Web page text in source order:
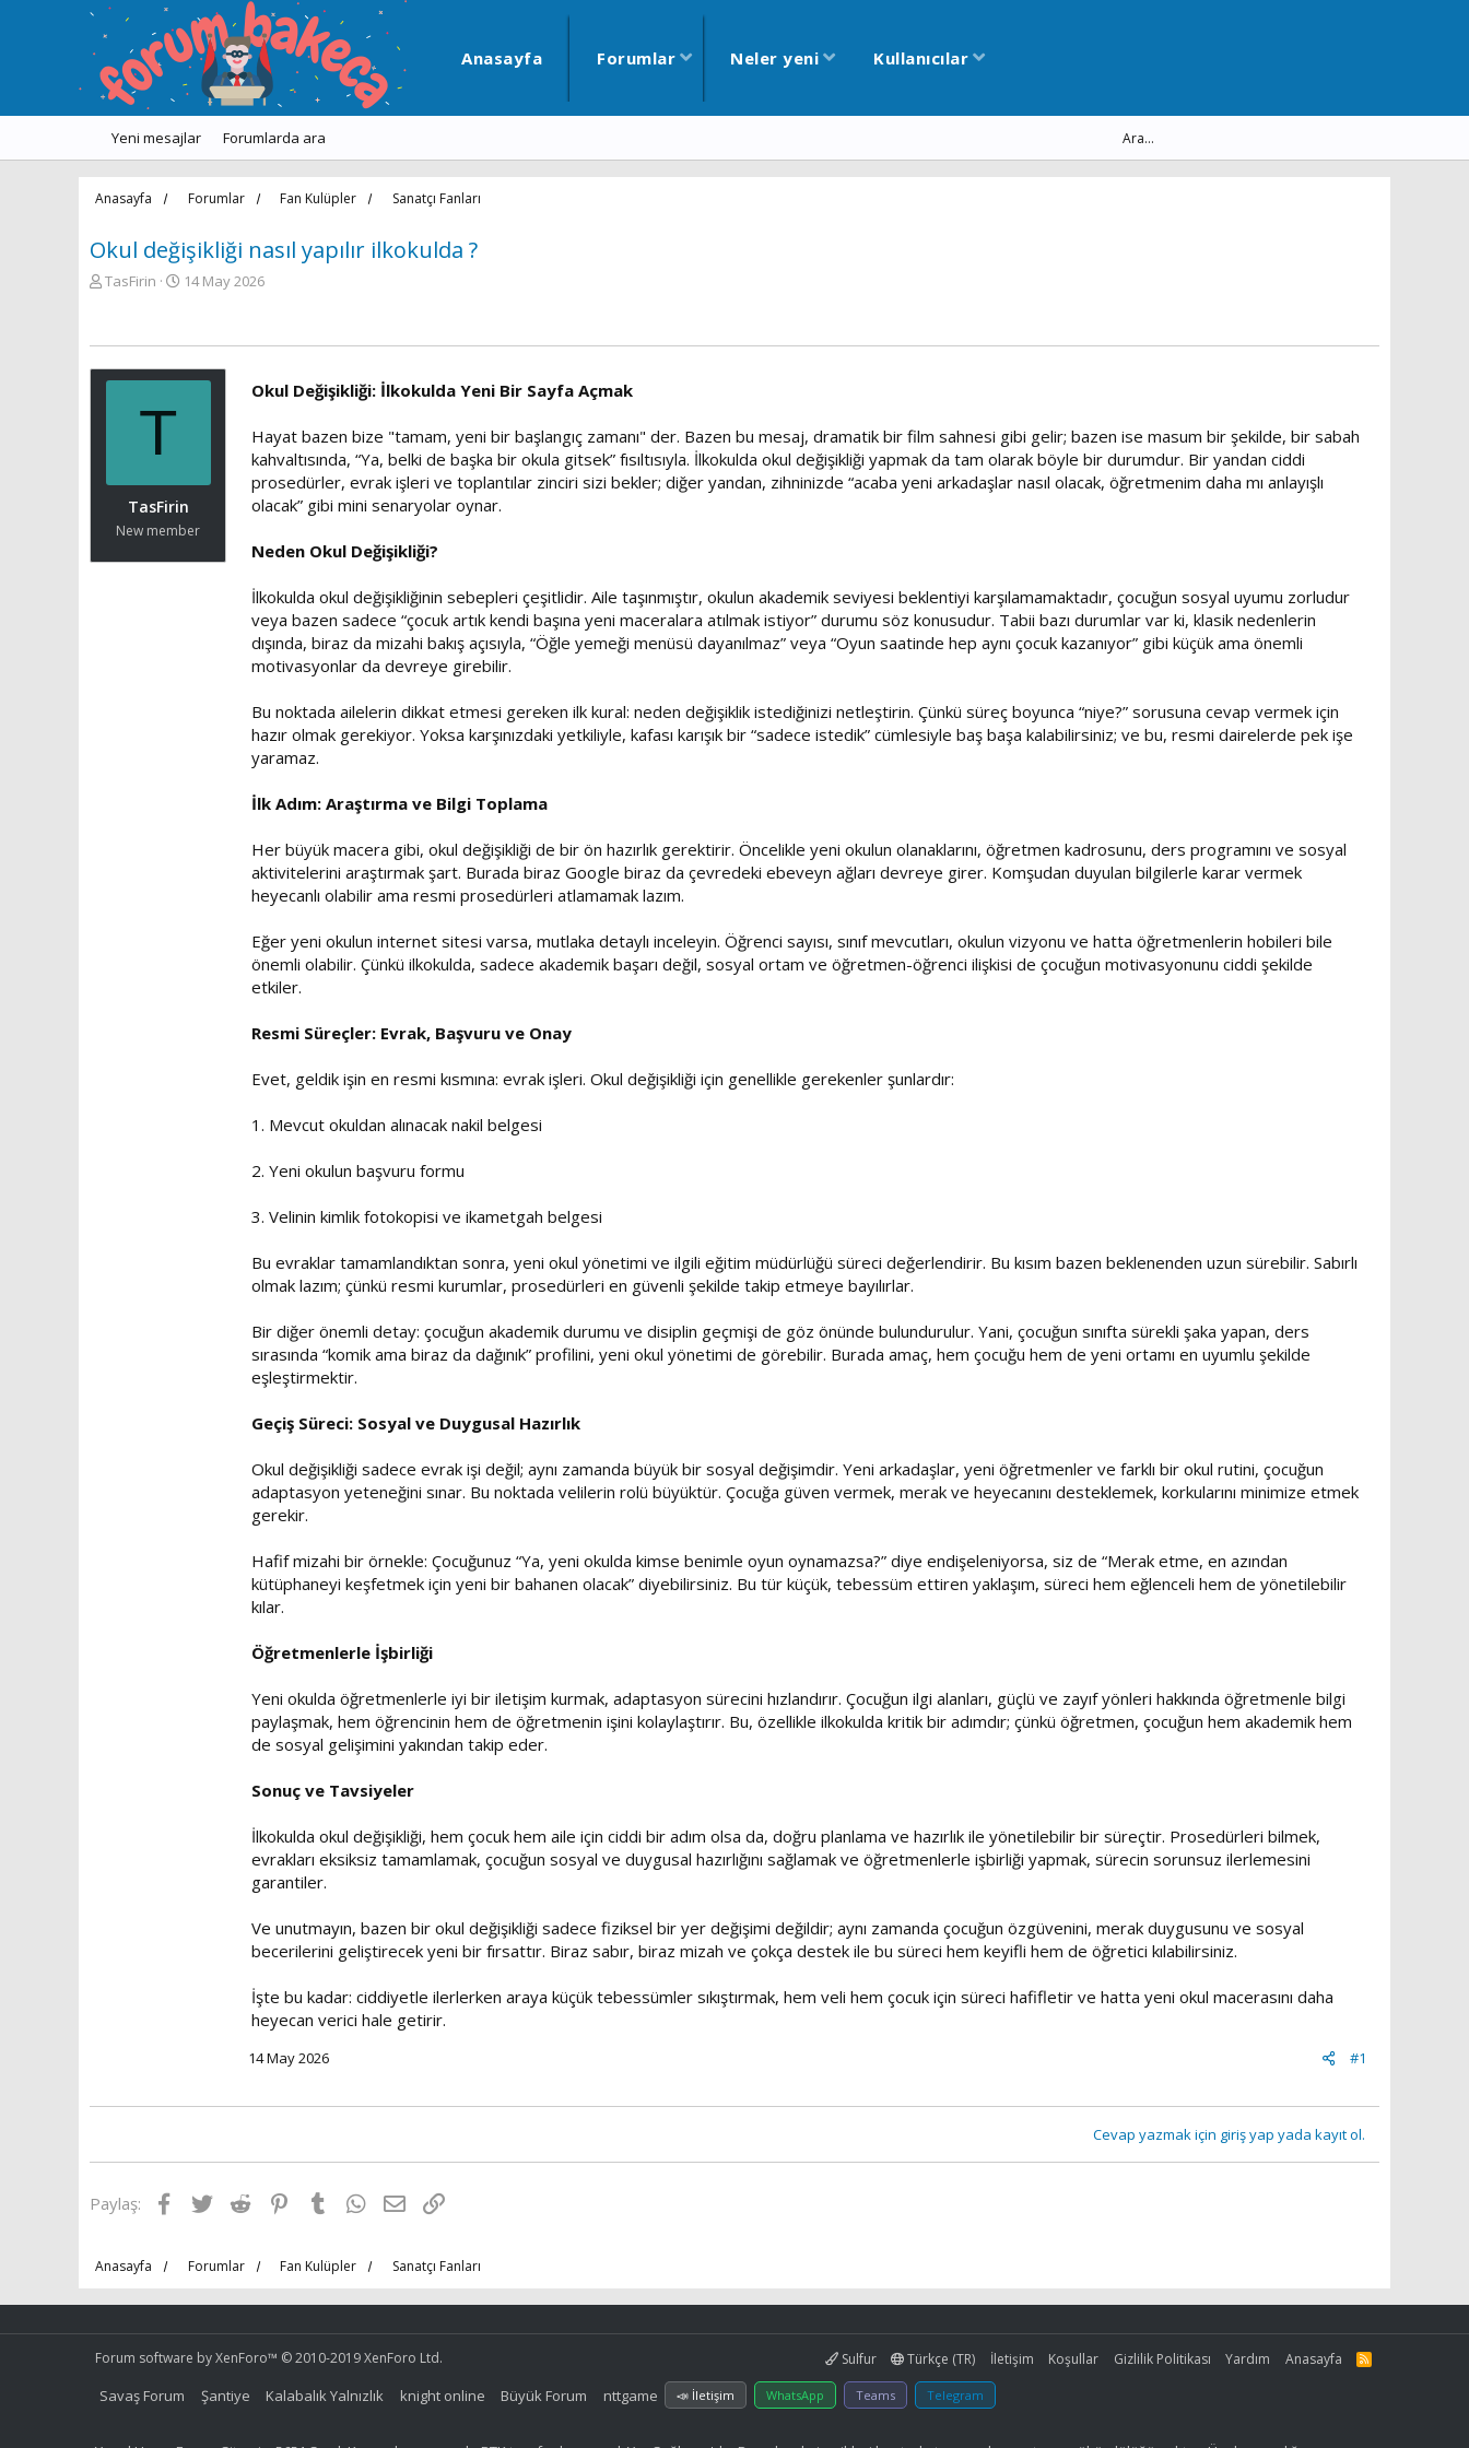
Anasayfa Forumlar Neler yeni Kullanıcılar
Yeni mesajlar Forumlarda ara
Anasayfa Forumlar Fan Kulüpler Sanatçı Fanları
Okul değişikliği nasıl yapılır ilkokulda ?
K
u
TasFirin
B
n
h
14 May 2026
T
TasFirin
New member
Okul Değişikliği: İlkokulda Yeni Bir Sayfa Açmak
Hayat bazen bize "tamam, yeni bir başlangıç zamanı" der. Bazen bu mesaj, dramatik bir film sahnesi gibi gelir; bazen ise masum bir şekilde, bir sabah
kahvaltısında, “Ya, belki de başka bir okula gitsek” fısıltısıyla. İlkokulda okul değişikliği yapmak da tam olarak böyle bir durumdur. Bir yandan ciddi
prosedürler, evrak işleri ve toplantılar zinciri sizi bekler; diğer yandan, zihninizde “acaba yeni arkadaşlar nasıl olacak, öğretmenim daha mı anlayışlı
olacak” gibi mini senaryolar oynar.
Neden Okul Değişikliği?
İlkokulda okul değişikliğinin sebepleri çeşitlidir. Aile taşınmıştır, okulun akademik seviyesi beklentiyi karşılamamaktadır, çocuğun sosyal uyumu zorludur
veya bazen sadece “çocuk artık kendi başına yeni maceralara atılmak istiyor” durumu söz konusudur. Tabii bazı durumlar var ki, klasik nedenlerin
dışında, biraz da mizahi bakış açısıyla, “Öğle yemeği menüsü dayanılmaz” veya “Oyun saatinde hep aynı çocuk kazanıyor” gibi küçük ama önemli
motivasyonlar da devreye girebilir.
Bu noktada ailelerin dikkat etmesi gereken ilk kural: neden değişiklik istediğinizi netleştirin. Çünkü süreç boyunca “niye?” sorusuna cevap vermek için
hazır olmak gerekiyor. Yoksa karşınızdaki yetkiliyle, kafası karışık bir “sadece istedik” cümlesiyle baş başa kalabilirsiniz; ve bu, resmi dairelerde pek işe
yaramaz.
İlk Adım: Araştırma ve Bilgi Toplama
Her büyük macera gibi, okul değişikliği de bir ön hazırlık gerektirir. Öncelikle yeni okulun olanaklarını, öğretmen kadrosunu, ders programını ve sosyal
aktivitelerini araştırmak şart. Burada biraz Google biraz da çevredeki ebeveyn ağları devreye girer. Komşudan duyulan bilgilerle karar vermek
heyecanlı olabilir ama resmi prosedürleri atlamamak lazım.
Eğer yeni okulun internet sitesi varsa, mutlaka detaylı inceleyin. Öğrenci sayısı, sınıf mevcutları, okulun vizyonu ve hatta öğretmenlerin hobileri bile
önemli olabilir. Çünkü ilkokulda, sadece akademik başarı değil, sosyal ortam ve öğretmen-öğrenci ilişkisi de çocuğun motivasyonunu ciddi şekilde
etkiler.
Resmi Süreçler: Evrak, Başvuru ve Onay
Evet, geldik işin en resmi kısmına: evrak işleri. Okul değişikliği için genellikle gerekenler şunlardır:
1. Mevcut okuldan alınacak nakil belgesi
2. Yeni okulun başvuru formu
3. Velinin kimlik fotokopisi ve ikametgah belgesi
Bu evraklar tamamlandıktan sonra, yeni okul yönetimi ve ilgili eğitim müdürlüğü süreci değerlendirir. Bu kısım bazen beklenenden uzun sürebilir. Sabırlı
olmak lazım; çünkü resmi kurumlar, prosedürleri en güvenli şekilde takip etmeye bayılırlar.
Bir diğer önemli detay: çocuğun akademik durumu ve disiplin geçmişi de göz önünde bulundurulur. Yani, çocuğun sınıfta sürekli şaka yapan, ders
sırasında “komik ama biraz da dağınık” profilini, yeni okul yönetimi de görebilir. Burada amaç, hem çocuğu hem de yeni ortamı en uyumlu şekilde
eşleştirmektir.
Geçiş Süreci: Sosyal ve Duygusal Hazırlık
Okul değişikliği sadece evrak işi değil; aynı zamanda büyük bir sosyal değişimdir. Yeni arkadaşlar, yeni öğretmenler ve farklı bir okul rutini, çocuğun
adaptasyon yeteneğini sınar. Bu noktada velilerin rolü büyüktür. Çocuğa güven vermek, merak ve heyecanını desteklemek, korkularını minimize etmek
gerekir.
Hafif mizahi bir örnekle: Çocuğunuz “Ya, yeni okulda kimse benimle oyun oynamazsa?” diye endişeleniyorsa, siz de “Merak etme, en azından
kütüphaneyi keşfetmek için yeni bir bahanen olacak” diyebilirsiniz. Bu tür küçük, tebessüm ettiren yaklaşım, süreci hem eğlenceli hem de yönetilebilir
kılar.
Öğretmenlerle İşbirliği
Yeni okulda öğretmenlerle iyi bir iletişim kurmak, adaptasyon sürecini hızlandırır. Çocuğun ilgi alanları, güçlü ve zayıf yönleri hakkında öğretmenle bilgi
paylaşmak, hem öğrencinin hem de öğretmenin işini kolaylaştırır. Bu, özellikle ilkokulda kritik bir adımdır; çünkü öğretmen, çocuğun hem akademik hem
de sosyal gelişimini yakından takip eder.
Sonuç ve Tavsiyeler
İlkokulda okul değişikliği, hem çocuk hem aile için ciddi bir adım olsa da, doğru planlama ve hazırlık ile yönetilebilir bir süreçtir. Prosedürleri bilmek,
evrakları eksiksiz tamamlamak, çocuğun sosyal ve duygusal hazırlığını sağlamak ve öğretmenlerle işbirliği yapmak, sürecin sorunsuz ilerlemesini
garantiler.
Ve unutmayın, bazen bir okul değişikliği sadece fiziksel bir yer değişimi değildir; aynı zamanda çocuğun özgüvenini, merak duygusunu ve sosyal
becerilerini geliştirecek yeni bir fırsattır. Biraz sabır, biraz mizah ve çokça destek ile bu süreci hem keyifli hem de öğretici kılabilirsiniz.
İşte bu kadar: ciddiyetle ilerlerken araya küçük tebessümler sıkıştırmak, hem veli hem çocuk için süreci hafifletir ve hatta yeni okul macerasını daha
heyecan verici hale getirir.
#1
14 May 2026
Cevap yazmak için giriş yap yada kayıt ol.
Paylaş: Facebook
TwitterReddit Pinterest
Tumblr WhatsApp
E-postaLink
Anasayfa Forumlar Fan Kulüpler Sanatçı Fanları
Forum software by XenForo™ © 2010-2019 XenForo Ltd. Sulfur Türkçe (TR) İletişim Koşullar Gizlilik Politikası Yardım Anasayfa
R
S
Savaş Forum Şantiye Kalabalık Yalnızlık knight online Büyük Forum nttgame 📣 İletişim WhatsApp Teams Telegram